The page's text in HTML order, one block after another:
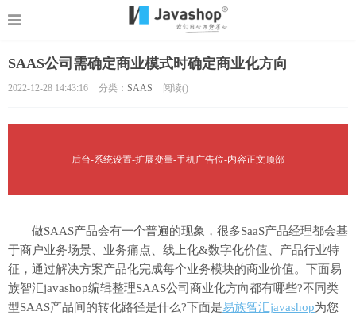
SAAS公司需确定商业模式时确定商业化方向
2022-12-28 14:43:16 分类： SAAS 阅读()
后台-系统设置-扩展变量-手机广告位-内容正文顶部
做SAAS产品会有一个普遍的现象，很多SaaS产品经理都会基
于商户业务场景、业务痛点、线上化&数字化价值、产品行业特
征，通过解决方案产品化完成每个业务模块的商业价值。下面易
族智汇javashop编辑整理SAAS公司商业化方向都有哪些?不同类
型SAAS产品间的转化路径是什么?下面是易族智汇javashop为您